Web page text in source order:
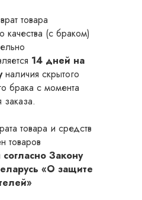
товара
(с браком)
14 дней на
наличия скрытого
брака с момента
заказа.
товара и средств
товаров
согласно Закону
«О защите